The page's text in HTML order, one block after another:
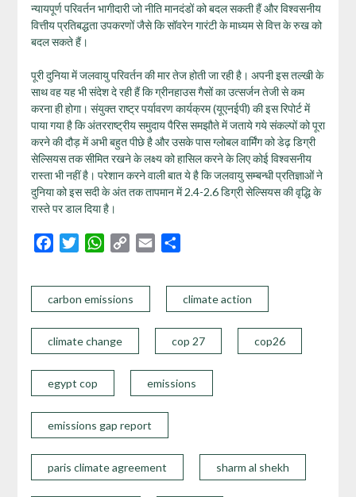
न्यायपूर्ण परिवर्तन भागीदारी जो नीति मानदंडों को बदल सकती हैं और विश्वसनीय
वित्तीय प्रतिबद्धता उपकरणों जैसे कि सॉवरेन गारंटी के माध्यम से वित्त के रुख को
बदल सकते हैं।
पूरी दुनिया में जलवायु परिवर्तन की मार तेज होती जा रही है। अपनी इस तल्‍खी के
साथ वह यह भी संदेश दे रही हैं कि ग्रीनहाउस गैसों का उत्सर्जन तेजी से कम
करना ही होगा। संयुक्त राष्‍ट्र पर्यावरण कार्यक्रम (यूएनईपी) की इस रिपोर्ट में
पाया गया है कि अंतरराष्ट्रीय समुदाय पैरिस समझौते में जताये गये संकल्‍पों को पूरा
करने की दौड़ में अभी बहुत पीछे है और उसके पास ग्लोबल वार्मिंग को डेढ़ डिग्री
सेल्सियस तक सीमित रखने के लक्ष्य को हासिल करने के लिए कोई विश्वसनीय
रास्‍ता भी नहीं है। परेशान करने वाली बात ये है कि जलवायु सम्‍बन्‍धी प्रतिज्ञाओं ने
दुनिया को इस सदी के अंत तक तापमान में 2.4-2.6 डिग्री सेल्सियस की वृद्धि के
रास्ते पर डाल दिया है।
FacebookTwitterWhatsApp
Copy
Email
carbon emissions climate action
climate change cop 27 cop26
egypt cop emissions
emissions gap report
paris climate agreement sharm al shekh